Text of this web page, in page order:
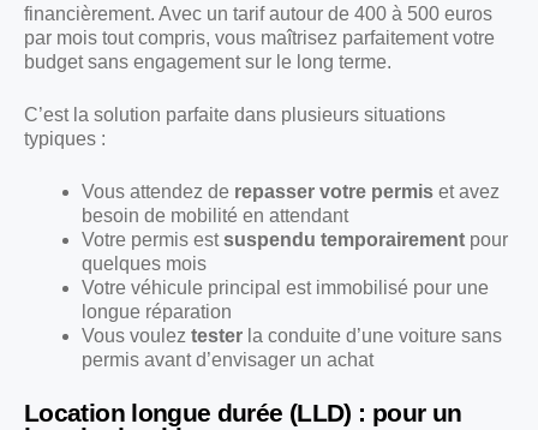
financièrement. Avec un tarif autour de 400 à 500 euros
par mois tout compris, vous maîtrisez parfaitement votre
budget sans engagement sur le long terme.
C’est la solution parfaite dans plusieurs situations
typiques :
Vous attendez de repasser votre permis et avez
besoin de mobilité en attendant
Votre permis estsuspendu temporairement pour
quelques mois
Votre véhicule principal est immobilisé pour une
longue réparation
Vous voulez tester la conduite d’une voiture sans
permis avant d’envisager un achat
Location longue durée (LLD) : pour un